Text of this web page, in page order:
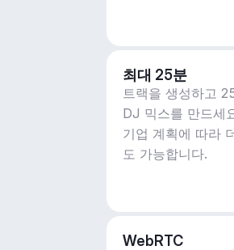
최대 25분
트랙을 생성하고
DJ 믹스를 만드세
기업 계획에 따라
도 가능합니다.
WebRTC